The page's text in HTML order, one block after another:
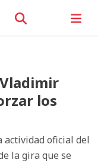
los
actividad oficial del
la gira que se